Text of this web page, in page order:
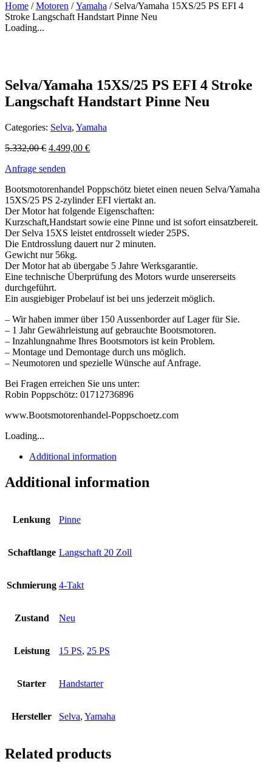
Home /Motoren /Yamaha / Selva/Yamaha 15XS/25 PS EFI 4
Stroke Langschaft Handstart Pinne Neu
Loading...
Selva/Yamaha 15XS/25 PS EFI 4 Stroke
Langschaft Handstart Pinne Neu
Categories: Selva, Yamaha
5.332,00€ 4.499,00 €
Anfrage senden
Bootsmotorenhandel Poppschötz bietet einen neuen Selva/Yamaha
15XS/25 PS 2-zylinder EFI viertakt an.
Der Motor hat folgende Eigenschaften:
Kurzschaft,Handstart sowie eine Pinne und ist sofort einsatzbereit.
Der Selva 15XS leistet entdrosselt wieder 25PS.
Die Entdrosslung dauert nur 2 minuten.
Gewicht nur 56kg.
Der Motor hat ab übergabe 5 Jahre Werksgarantie.
Eine technische Überprüfung des Motors wurde unsererseits
durchgeführt.
Ein ausgiebiger Probelauf ist bei uns jederzeit möglich.
– Wir haben immer über 150 Aussenborder auf Lager für Sie.
– 1 Jahr Gewährleistung auf gebrauchte Bootsmotoren.
– Inzahlungnahme Ihres Bootsmotors ist kein Problem.
– Montage und Demontage durch uns möglich.
– Neumotoren und spezielle Wünsche auf Anfrage.
Bei Fragen erreichen Sie uns unter:
Robin Poppschötz: 01712736896
www.Bootsmotorenhandel-Poppschoetz.com
Loading...
Additional information
Additional information
Lenkung Pinne
Schaftlange Langschaft 20 Zoll
Schmierung 4-Takt
Zustand Neu
Leistung 15 PS, 25 PS
Starter Handstarter
Hersteller Selva, Yamaha
Related products